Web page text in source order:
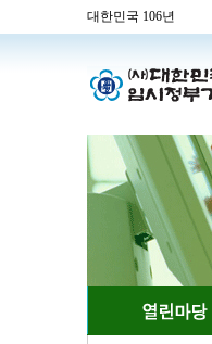
대한민국 106년